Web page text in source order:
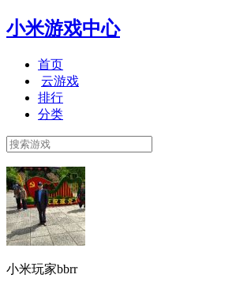
小米游戏中心
首页
云游戏
排行
分类
小米玩家bbrr